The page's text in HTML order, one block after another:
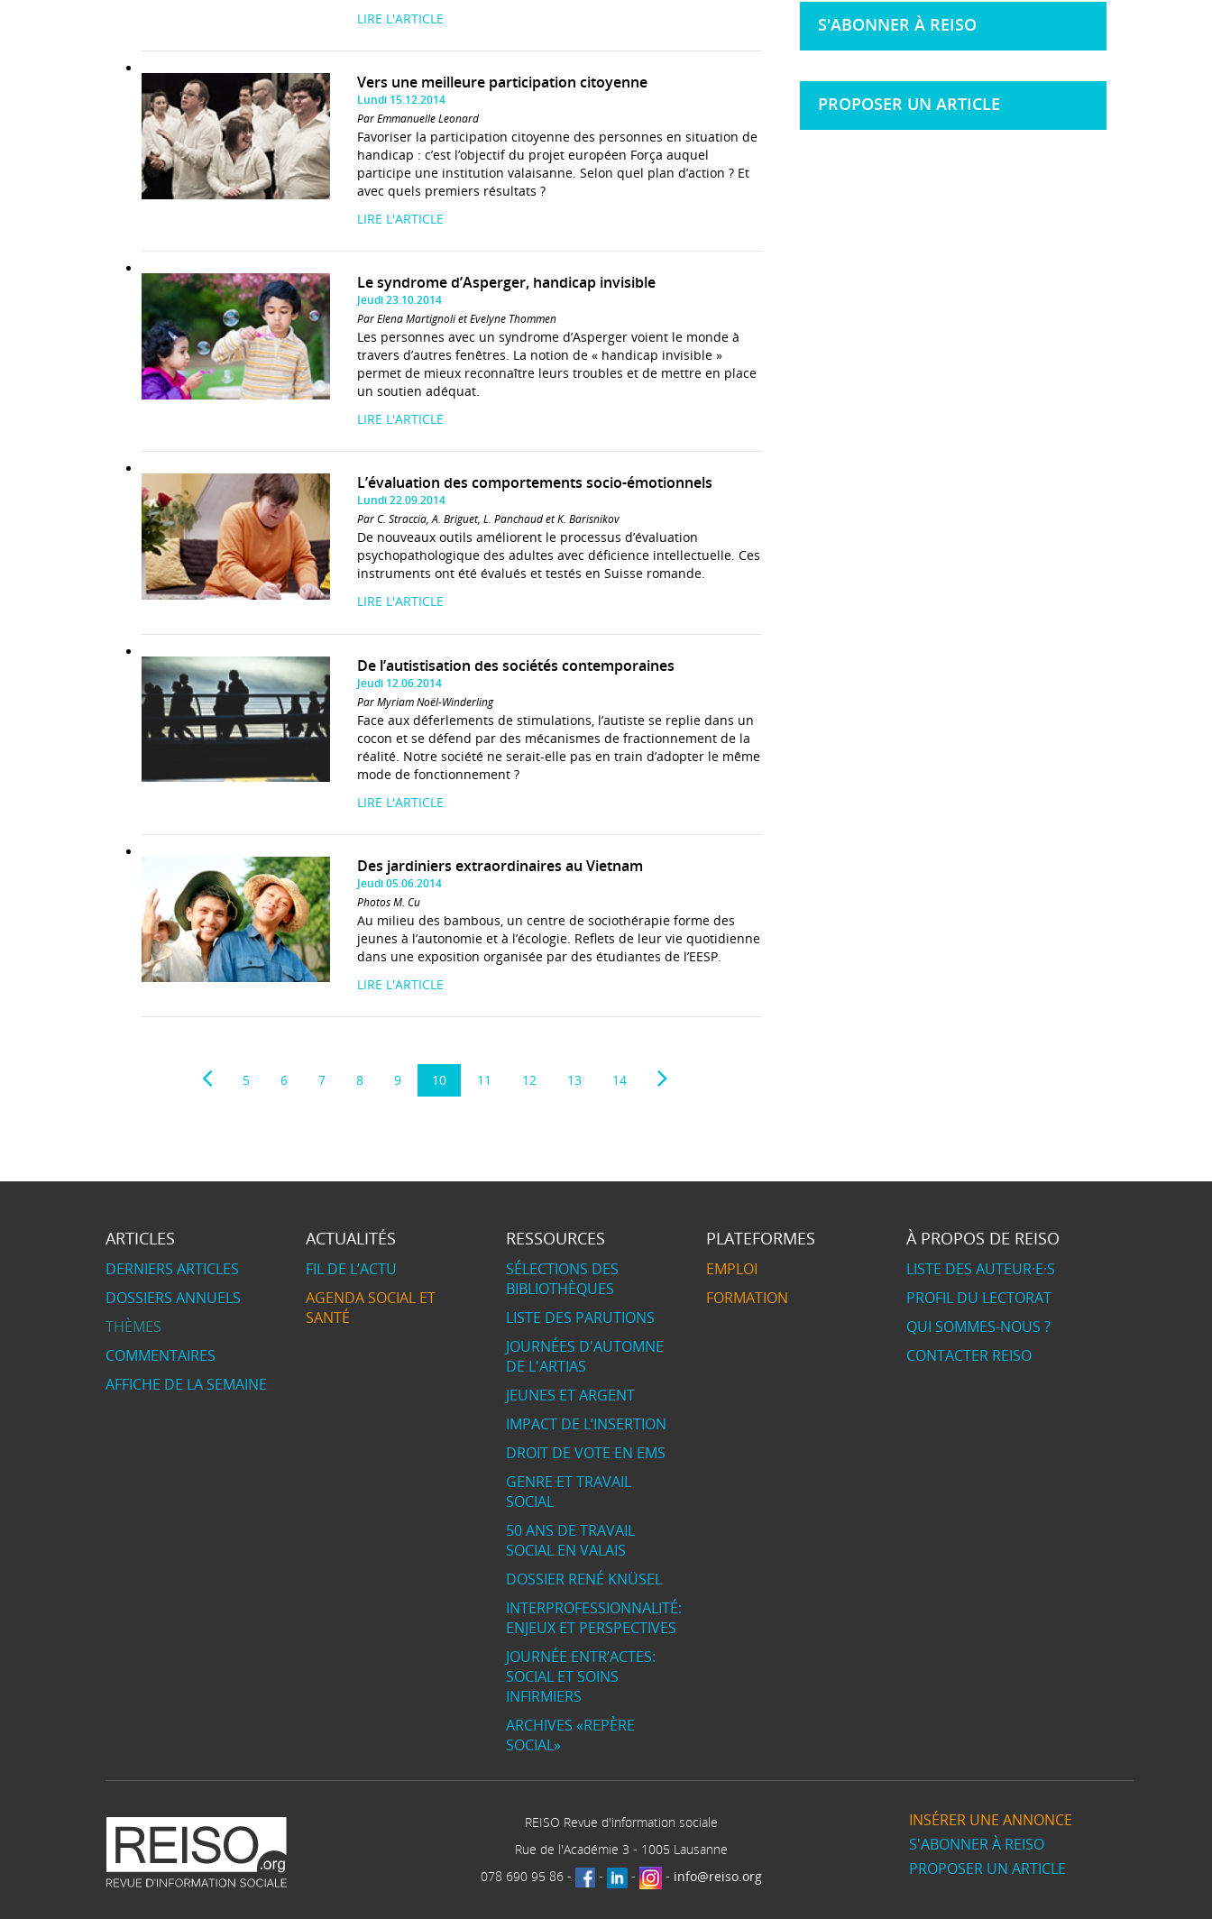
LIRE L'ARTICLE
Vers une meilleure participation citoyenne
Lundi 15.12.2014
Par Emmanuelle Leonard
Favoriser la participation citoyenne des personnes en situation de
handicap : c’est l’objectif du projet européen Força auquel
participe une institution valaisanne. Selon quel plan d’action ? Et
avec quels premiers résultats ?
LIRE L'ARTICLE
Le syndrome d’Asperger, handicap invisible
Jeudi 23.10.2014
Par Elena Martignoli et Evelyne Thommen
Les personnes avec un syndrome d’Asperger voient le monde à
travers d’autres fenêtres. La notion de « handicap invisible »
permet de mieux reconnaître leurs troubles et de mettre en place
un soutien adéquat.
LIRE L'ARTICLE
L’évaluation des comportements socio-émotionnels
Lundi 22.09.2014
Par C. Straccia, A. Briguet, L. Panchaud et K. Barisnikov
De nouveaux outils améliorent le processus d’évaluation
psychopathologique des adultes avec déficience intellectuelle. Ces
instruments ont été évalués et testés en Suisse romande.
LIRE L'ARTICLE
De l’autistisation des sociétés contemporaines
Jeudi 12.06.2014
Par Myriam Noël-Winderling
Face aux déferlements de stimulations, l’autiste se replie dans un
cocon et se défend par des mécanismes de fractionnement de la
réalité. Notre société ne serait-elle pas en train d’adopter le même
mode de fonctionnement ?
LIRE L'ARTICLE
Des jardiniers extraordinaires au Vietnam
Jeudi 05.06.2014
Photos M. Cu
Au milieu des bambous, un centre de sociothérapie forme des
jeunes à l’autonomie et à l’écologie. Reflets de leur vie quotidienne
dans une exposition organisée par des étudiantes de l’EESP.
LIRE L'ARTICLE
5 6 7 8 9 10 11 12 13 14
S'ABONNER À REISO
PROPOSER UN ARTICLE
ARTICLES
DERNIERS ARTICLES
DOSSIERS ANNUELS
THÈMES
COMMENTAIRES
AFFICHE DE LA SEMAINE
ACTUALITÉS
FIL DE L’ACTU
AGENDA SOCIAL ET
SANTÉ
RESSOURCES
SÉLECTIONS DES
BIBLIOTHÈQUES
LISTE DES PARUTIONS
JOURNÉES D'AUTOMNE
DE L'ARTIAS
JEUNES ET ARGENT
IMPACT DE L’INSERTION
DROIT DE VOTE EN EMS
GENRE ET TRAVAIL
SOCIAL
50 ANS DE TRAVAIL
SOCIAL EN VALAIS
DOSSIER RENÉ KNÜSEL
INTERPROFESSIONNALITÉ:
ENJEUX ET PERSPECTIVES
JOURNÉE ENTR’ACTES:
SOCIAL ET SOINS
INFIRMIERS
ARCHIVES «REPÈRE
SOCIAL»
PLATEFORMES
EMPLOI
FORMATION
À PROPOS DE REISO
LISTE DES AUTEUR·E·S
PROFIL DU LECTORAT
QUI SOMMES-NOUS ?
CONTACTER REISO
REISO Revue d'information sociale
Rue de l'Académie 3 - 1005 Lausanne
078 690 95 86 - - - - info@reiso.org
INSÉRER UNE ANNONCE
S'ABONNER À REISO
PROPOSER UN ARTICLE